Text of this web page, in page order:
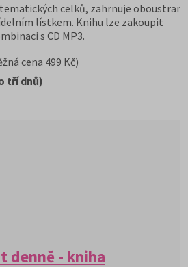
celků, zahrnuje
lístkem. Knihu lze zakoupit
s CD MP3.
cena 499 Kč)
tří dnů)
denně - kniha